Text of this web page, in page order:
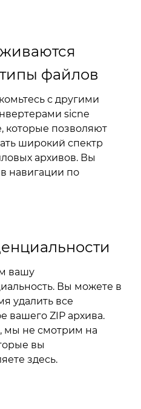
файлов
с другими
sicne
которые позволяют
широкий спектр
архивов. Вы
навигации по
вашу
Вы можете в
удалить все
вашего ZIP архива.
мы не смотрим на
вы
здесь.